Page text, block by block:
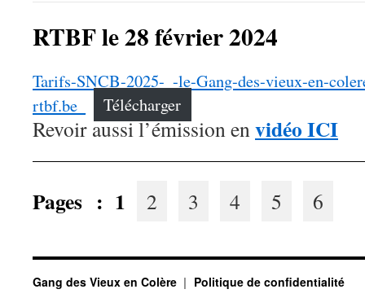
RTBF le 28 février 2024
Tarifs-SNCB-2025-_-le-Gang-des-vieux-en-
rtbf.be_
Télécharger
Revoir aussi l’émission en vidéo ICI
Pages : 1 2 3 4 5 6
Gang des Vieux en Colère Politique de confidentialité